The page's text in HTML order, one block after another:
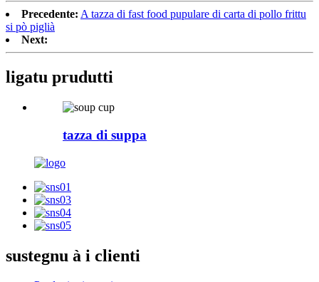
Precedente: A tazza di fast food pupulare di carta di pollo frittu
si pò piglià
Next:
ligatu prudutti
tazza di suppa
sustegnu à i clienti